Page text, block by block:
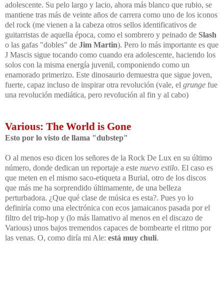
adolescente. Su pelo largo y lacio, ahora más blanco que rubio, se
mantiene tras más de veinte años de carrera como uno de los iconos
del rock (me vienen a la cabeza otros sellos identificativos de
guitarristas de aquella época, como el sombrero y peinado de Slash
o las gafas "dobles" de Jim Martin). Pero lo más importante es que
J Mascis sigue tocando como cuando era adolescente, haciendo los
solos con la misma energía juvenil, componiendo como un
enamorado primerizo. Este dinosaurio demuestra que sigue joven,
fuerte, capaz incluso de inspirar otra revolución (vale, el grunge fue
una revolución mediática, pero revolución al fin y al cabo)
Various: The World is Gone
Esto por lo visto de llama "dubstep"
O al menos eso dicen los señores de la Rock De Lux en su último
número, donde dedican un reportaje a este nuevo estilo. El caso es
que meten en el mismo saco-etiqueta a Burial, otro de los discos
que más me ha sorprendido últimamente, de una belleza
perturbadora. ¿Que qué clase de música es esta?. Pues yo lo
definiría como una electrónica con ecos jamaicanos pasada por el
filtro del trip-hop y (lo más llamativo al menos en el discazo de
Various) unos bajos tremendos capaces de bombearte el ritmo por
las venas. O, como diría mi Ale: está muy chuli.